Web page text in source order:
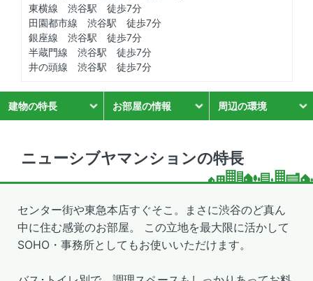
東横線 渋谷駅 徒歩7分
田園都市線 渋谷駅 徒歩7分
銀座線 渋谷駅 徒歩7分
半蔵門線 渋谷駅 徒歩7分
井の頭線 渋谷駅 徒歩7分
建物の特長 お部屋の情報 周辺の環境
ニューシブヤマンションの特長
センター街や東急本店すぐそこ。まさに渋谷のど真ん
中に住む感覚のお部屋。 この立地を最大限に活かして
SOHO・事務所としてもお使いいただけます。